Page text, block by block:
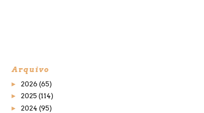
Arquivo
► 2026 (65)
► 2025 (114)
► 2024 (95)